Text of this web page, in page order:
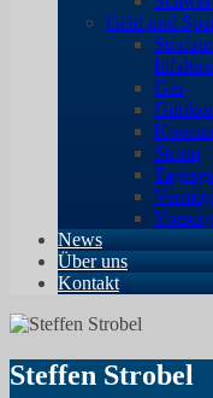
Geld und
Gas
Strom
News
Über uns
Kontakt
Steffen Strobel